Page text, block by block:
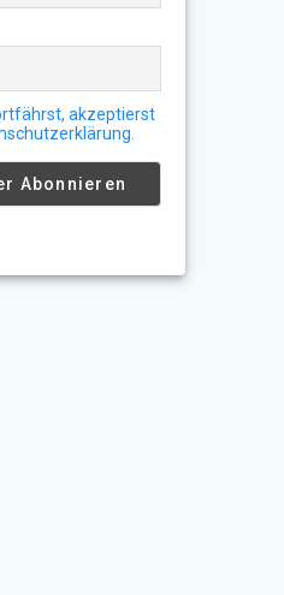
akzeptierst